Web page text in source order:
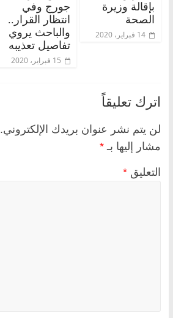
بإقالة وزيرة
الصحة
14 فبراير، 2020
جورج وفي
انتظار القرار..
والباحث يروي
تفاصيل تعذيبه
15 فبراير، 2020
اترك تعليقاً
لن يتم نشر عنوان بريدك الإلكتروني.
مشار إليها بـ *
التعليق *